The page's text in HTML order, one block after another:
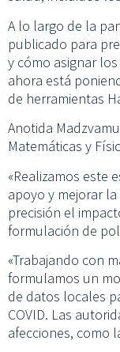
A lo largo de la
publicado para
y cómo asignar
ahora está
de herramientas
Anotida
Matemáticas y
«Realizamos este
apoyo y mejorar
precisión el
formulación de
«Trabajando con
formulamos un
de datos locales
COVID. Las
afecciones, como